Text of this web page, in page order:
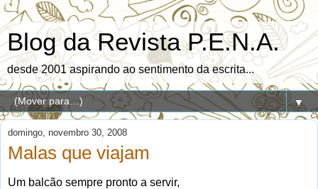
Blog da Revista P.E.N.A.
desde 2001 aspirando ao sentimento da escrita...
▼
domingo, novembro 30, 2008
Malas que viajam
Um balcão sempre pronto a servir,